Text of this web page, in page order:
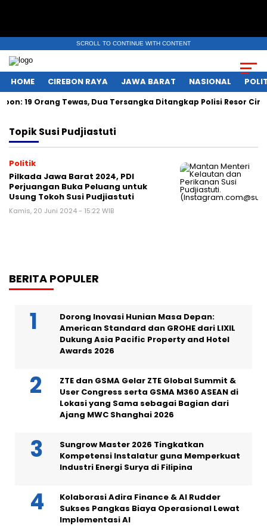
SCROLL TO CONTINUE WITH CONTENT
HOME CIREBON RAYA JAWA BARAT NASIONAL
19 Orang Tewas, Dua Tersangka Ditangkap Polisi Resor
TopikSusi Pudjiastuti
Politik
Pilkada Jawa Barat 2024, PDI
Perjuangan Buka Peluang untuk
Usung Tokoh Susi Pudjiastuti
Kamis, 20 Juni 2024 - 15:22 WIB
BERITA POPULER
Dorong Inovasi Hunian Masa Depan:
American Standard dan GROHE dari LIXIL
Dukung Asia Pacific Property and Hotel
Awards 2026
ZTE dan GSMA Gelar ZTE Global Summit &
User Congress serta GSMA M360 ASEAN di
Lokasi yang Sama sebagai Bagian dari
Ajang MWC Shanghai 2026
Sungrow Master 2026 Tingkatkan
Kompetensi Instalatur guna Memperkuat
Industri Energi Surya di Filipina
Kolaborasi Adira Finance & AI Rudder
Sukses Pangkas Biaya Operasional Lewat
Implementasi AI